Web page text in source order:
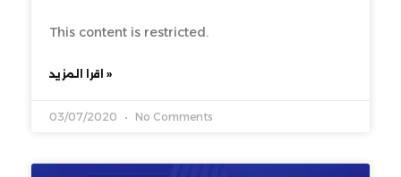
This content is restricted.
اقرا المزيد »
03/07/2020 No Comments